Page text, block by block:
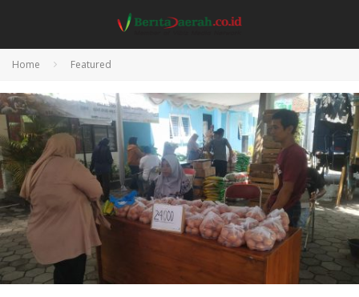
Home Featured